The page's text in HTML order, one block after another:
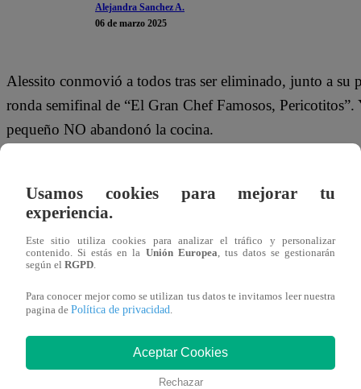
Alejandra Sanchez A.
06 de marzo 2025
Alessito conmovió a todos tras ser eliminado, junto a
ronda semifinal de “El Gran Chef Famosos,
pequeño NO abandonó la cocina.
Ale?”, preguntó Armando Machuca al ver ese detalle
dejado como herencia a Sumaq para avanzar en esta
“Pá, un soldado caído me dio su banquito”, aseguró
Usamos cookies para mejorar tu
experiencia.
Este sitio utiliza cookies para analizar el tráfico y personalizar
contenido. Si estás en la Unión Europea , tus datos se gestionarán
según el RGPD
Para conocer mejor como se utilizan tus datos te invitamos leer nuestra
pagina de Política de privacidad
Aceptar Cookies
Rechazar